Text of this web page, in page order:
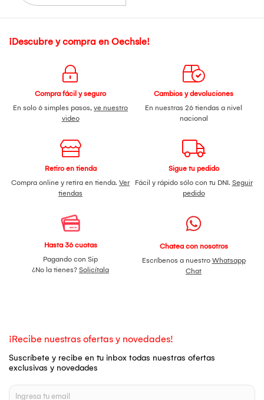
¡Descubre y compra en Oechsle!
Compra fácil y seguro
En solo 6 simples pasos, ve nuestro
video
Cambios y devoluciones
En nuestras 26 tiendas a nivel
nacional
Retiro en tienda
Compra online y retira en tienda. Ver
tiendas
Sigue tu pedido
Fácil y rápido sólo con tu DNI. Seguir
pedido
Hasta 36 cuotas
Pagando con Sip
¿No la tienes? Solicítala
Chatea con nosotros
Escríbenos a nuestro Whatsapp
Chat
¡Recibe nuestras ofertas y novedades!
Suscríbete y recibe en tu inbox todas nuestras ofertas
exclusivas y novedades